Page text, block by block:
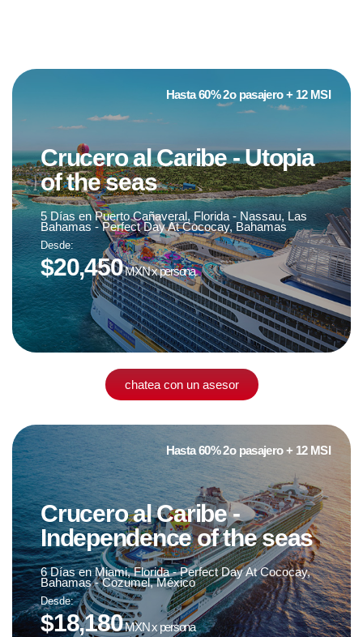
Crucero al Caribe - Utopia
of the seas
Hasta 60% 2o pasajero + 12 MSI
5 Días en Puerto Cañaveral, Florida - Nassau, Las
Bahamas - Perfect Day At Cococay, Bahamas
Desde:
$20,450MXN x persona
Fecha de viaje
19 de agosto '24
sujeto a disponibilidad
chatea con un asesor
Crucero al Caribe -
Independence of the seas
Hasta 60% 2o pasajero + 12 MSI
6 Días en Miami, Florida - Perfect Day At Cococay,
Bahamas - Cozumel, México
Desde:
$18,180MXN x persona
Fecha de viaje
23 de diciembre '24
sujeto a disponibilidad